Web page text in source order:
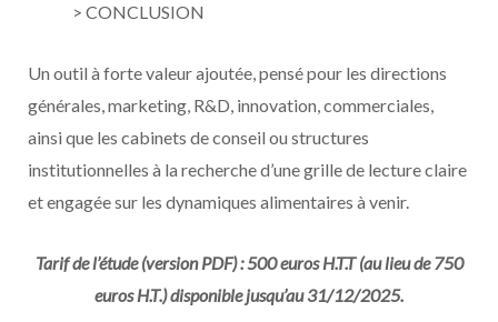
> CONCLUSION
Un outil à forte valeur ajoutée, pensé pour les directions
générales, marketing, R&D, innovation, commerciales,
ainsi que les cabinets de conseil ou structures
institutionnelles à la recherche d’une grille de lecture claire
et engagée sur les dynamiques alimentaires à venir.
Tarif de l’étude (version PDF) : 500 euros H.T.T (au lieu de 750
euros H.T.) disponible jusqu’au 31/12/2025.